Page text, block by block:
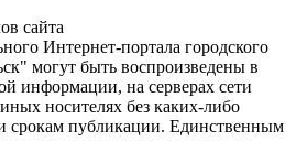
сайта
Интернет-портала городского
могут быть воспроизведены в
информации, на серверах сети
носителях без каких-либо
срокам публикации. Единственным